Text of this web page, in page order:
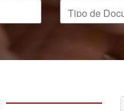
Tipo de